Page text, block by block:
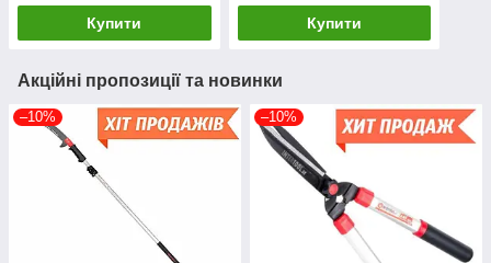
Купити Купити
Акційні пропозиції та новинки
–10% –10%